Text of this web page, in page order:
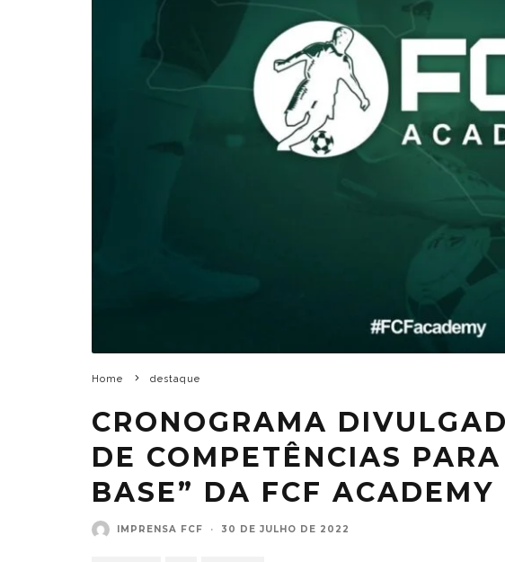
Home destaque
CRONOGRAMA
DE COMPETÊNCIAS
BASE” DA FCF ACADEMY
IMPRENSA FCF · 30 DE JULHO DE 2022